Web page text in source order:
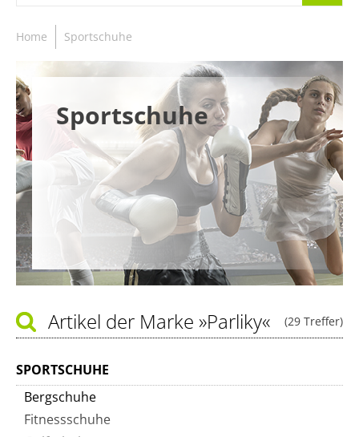
Home Sportschuhe
Sportschuhe
(29 Treffer)
Artikel der Marke »Parliky«
SPORTSCHUHE
Bergschuhe
Fitnessschuhe